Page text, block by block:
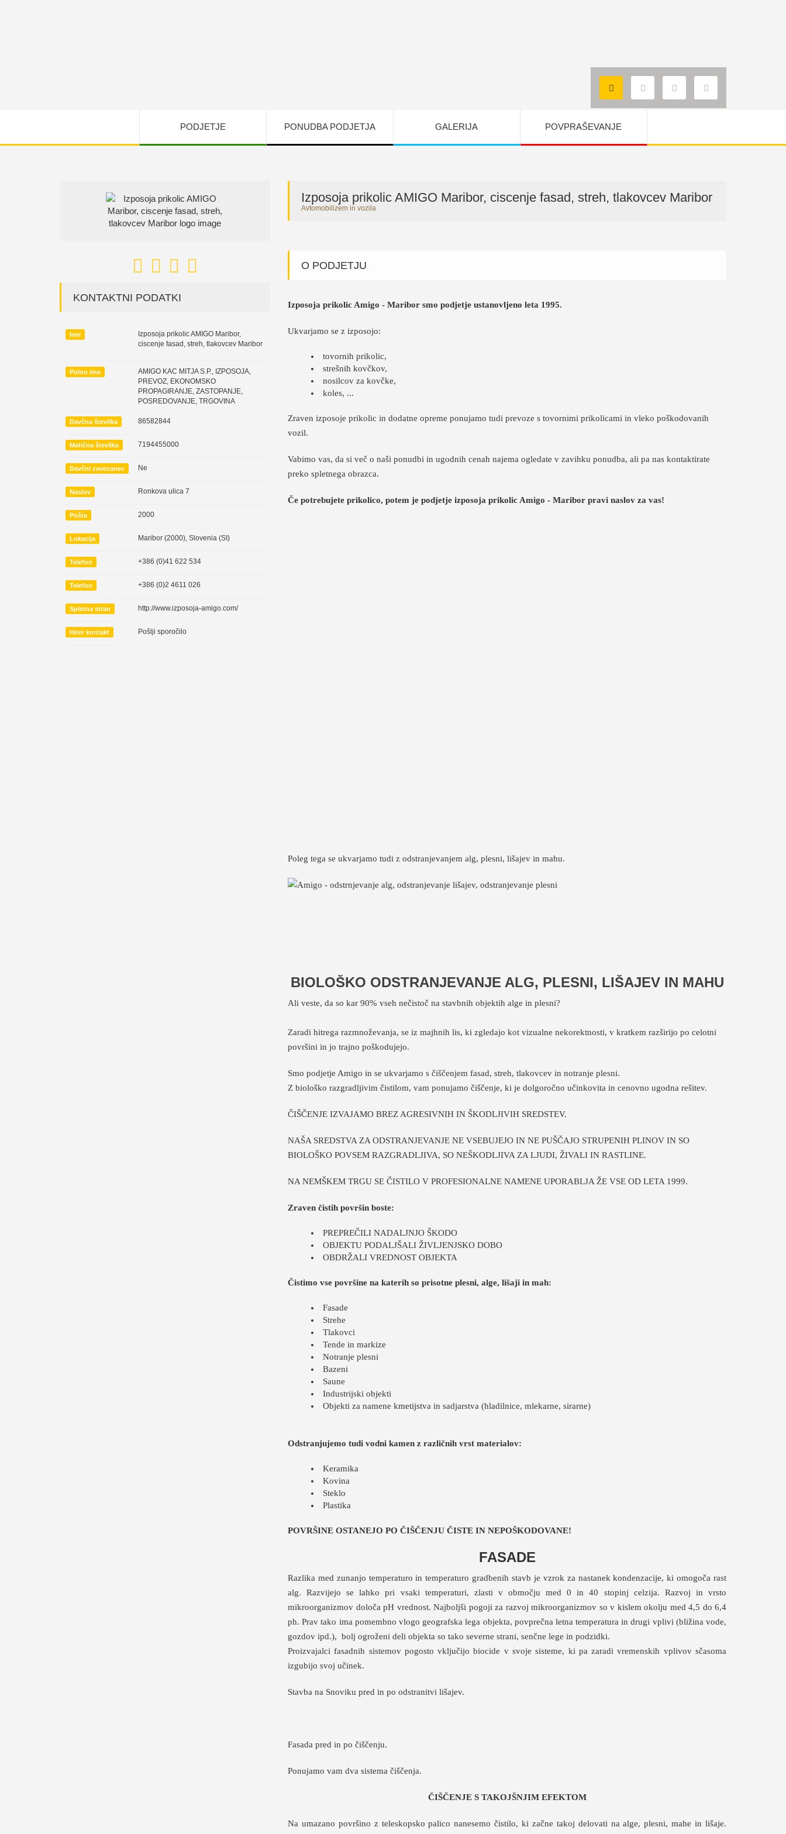
PODJETJE PONUDBA PODJETJA GALERIJA POVPRAŠEVANJE
Izposoja prikolic AMIGO Maribor, ciscenje fasad, streh, tlakovcev Maribor
Avtomobilizem in vozila
O PODJETJU
Izposoja prikolic Amigo - Maribor smo podjetje ustanovljeno leta 1995.
Ukvarjamo se z izposojo:
tovornih prikolic,
strešnih kovčkov,
nosilcov za kovčke,
koles, ...
Zraven izposoje prikolic in dodatne opreme ponujamo tudi prevoze s tovornimi prikolicami in vleko poškodovanih
vozil.
Vabimo vas, da si več o naši ponudbi in ugodnih cenah najema ogledate v zavihku ponudba, ali pa nas kontaktirate
preko spletnega obrazca.
Če potrebujete prikolico, potem je podjetje izposoja prikolic Amigo - Maribor pravi naslov za vas!
Poleg tega se ukvarjamo tudi z odstranjevanjem alg, plesni, lišajev in mahu.
BIOLOŠKO ODSTRANJEVANJE ALG, PLESNI, LIŠAJEV IN MAHU
Ali veste, da so kar 90% vseh nečistoč na stavbnih objektih alge in plesni?
Zaradi hitrega razmnoževanja, se iz majhnih lis, ki zgledajo kot vizualne nekorektnosti, v kratkem razširijo po celotni
površini in jo trajno poškodujejo.
Smo podjetje Amigo in se ukvarjamo s čiščenjem fasad, streh, tlakovcev in notranje plesni.
Z biološko razgradljivim čistilom, vam ponujamo čiščenje, ki je dolgoročno učinkovita in cenovno ugodna rešitev.
ČIŠČENJE IZVAJAMO BREZ AGRESIVNIH IN ŠKODLJIVIH SREDSTEV.
NAŠA SREDSTVA ZA ODSTRANJEVANJE NE VSEBUJEJO IN NE PUŠČAJO STRUPENIH PLINOV IN SO
BIOLOŠKO POVSEM RAZGRADLJIVA, SO NEŠKODLJIVA ZA LJUDI, ŽIVALI IN RASTLINE.
NA NEMŠKEM TRGU SE ČISTILO V PROFESIONALNE NAMENE UPORABLJA ŽE VSE OD LETA 1999.
Zraven čistih površin boste:
PREPREČILI NADALJNJO ŠKODO
OBJEKTU PODALJŠALI ŽIVLJENJSKO DOBO
OBDRŽALI VREDNOST OBJEKTA
Čistimo vse površine na katerih so prisotne plesni, alge, lišaji in mah:
Fasade
Strehe
Tlakovci
Tende in markize
Notranje plesni
Bazeni
Saune
Industrijski objekti
Objekti za namene kmetijstva in sadjarstva (hladilnice, mlekarne, sirarne)
Odstranjujemo tudi vodni kamen z različnih vrst materialov:
Keramika
Kovina
Steklo
Plastika
POVRŠINE OSTANEJO PO ČIŠČENJU ČISTE IN NEPOŠKODOVANE!
FASADE
Razlika med zunanjo temperaturo in temperaturo gradbenih stavb je vzrok za nastanek kondenzacije, ki omogoča rast
alg. Razvijejo se lahko pri vsaki temperaturi, zlasti v območju med 0 in 40 stopinj celzija. Razvoj in vrsto
mikroorganizmov določa pH vrednost. Najboljši pogoji za razvoj mikroorganizmov so v kislem okolju med 4,5 do 6,4
ph. Prav tako ima pomembno vlogo geografska lega objekta, povprečna letna temperatura in drugi vplivi (bližina vode,
gozdov ipd.), bolj ogroženi deli objekta so tako severne strani, senčne lege in podzidki.
Proizvajalci fasadnih sistemov pogosto vključijo biocide v svoje sisteme, ki pa zaradi vremenskih vplivov sčasoma
izgubijo svoj učinek.
Stavba na Snoviku pred in po odstranitvi lišajev.
Fasada pred in po čiščenju.
Ponujamo vam dva sistema čiščenja.
ČIŠČENJE S TAKOJŠNJIM EFEKTOM
Na umazano površino z teleskopsko palico nanesemo čistilo, ki začne takoj delovati na alge, plesni, mahe in lišaje.
KONTAKTNI PODATKI
Ime
Izposoja prikolic AMIGO Maribor,
ciscenje fasad, streh, tlakovcev Maribor
Polno ime
AMIGO KAC MITJA S.P., IZPOSOJA,
PREVOZ, EKONOMSKO
PROPAGIRANJE, ZASTOPANJE,
POSREDOVANJE, TRGOVINA
Davčna številka 86582844
Matična številka 7194455000
Davčni zavezanec Ne
Naslov Ronkova ulica 7
Pošta 2000
Lokacija Maribor (2000), Slovenia (SI)
Telefon +386 (0)41 622 534
Telefon +386 (0)2 4611 026
Spletna stran http://www.izposoja-amigo.com/
Hiter kontakt Pošlji sporočilo